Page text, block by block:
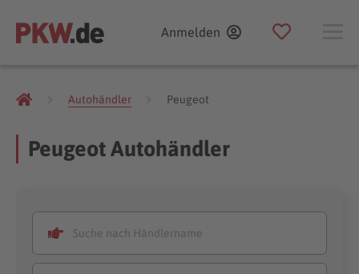
Anmelden
Autohändler Peugeot
Peugeot Autohändler